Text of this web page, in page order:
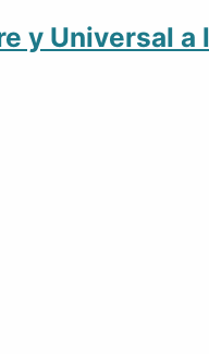
y Universal a